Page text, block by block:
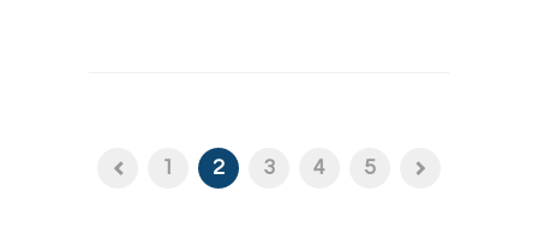
1 2 3 4 5